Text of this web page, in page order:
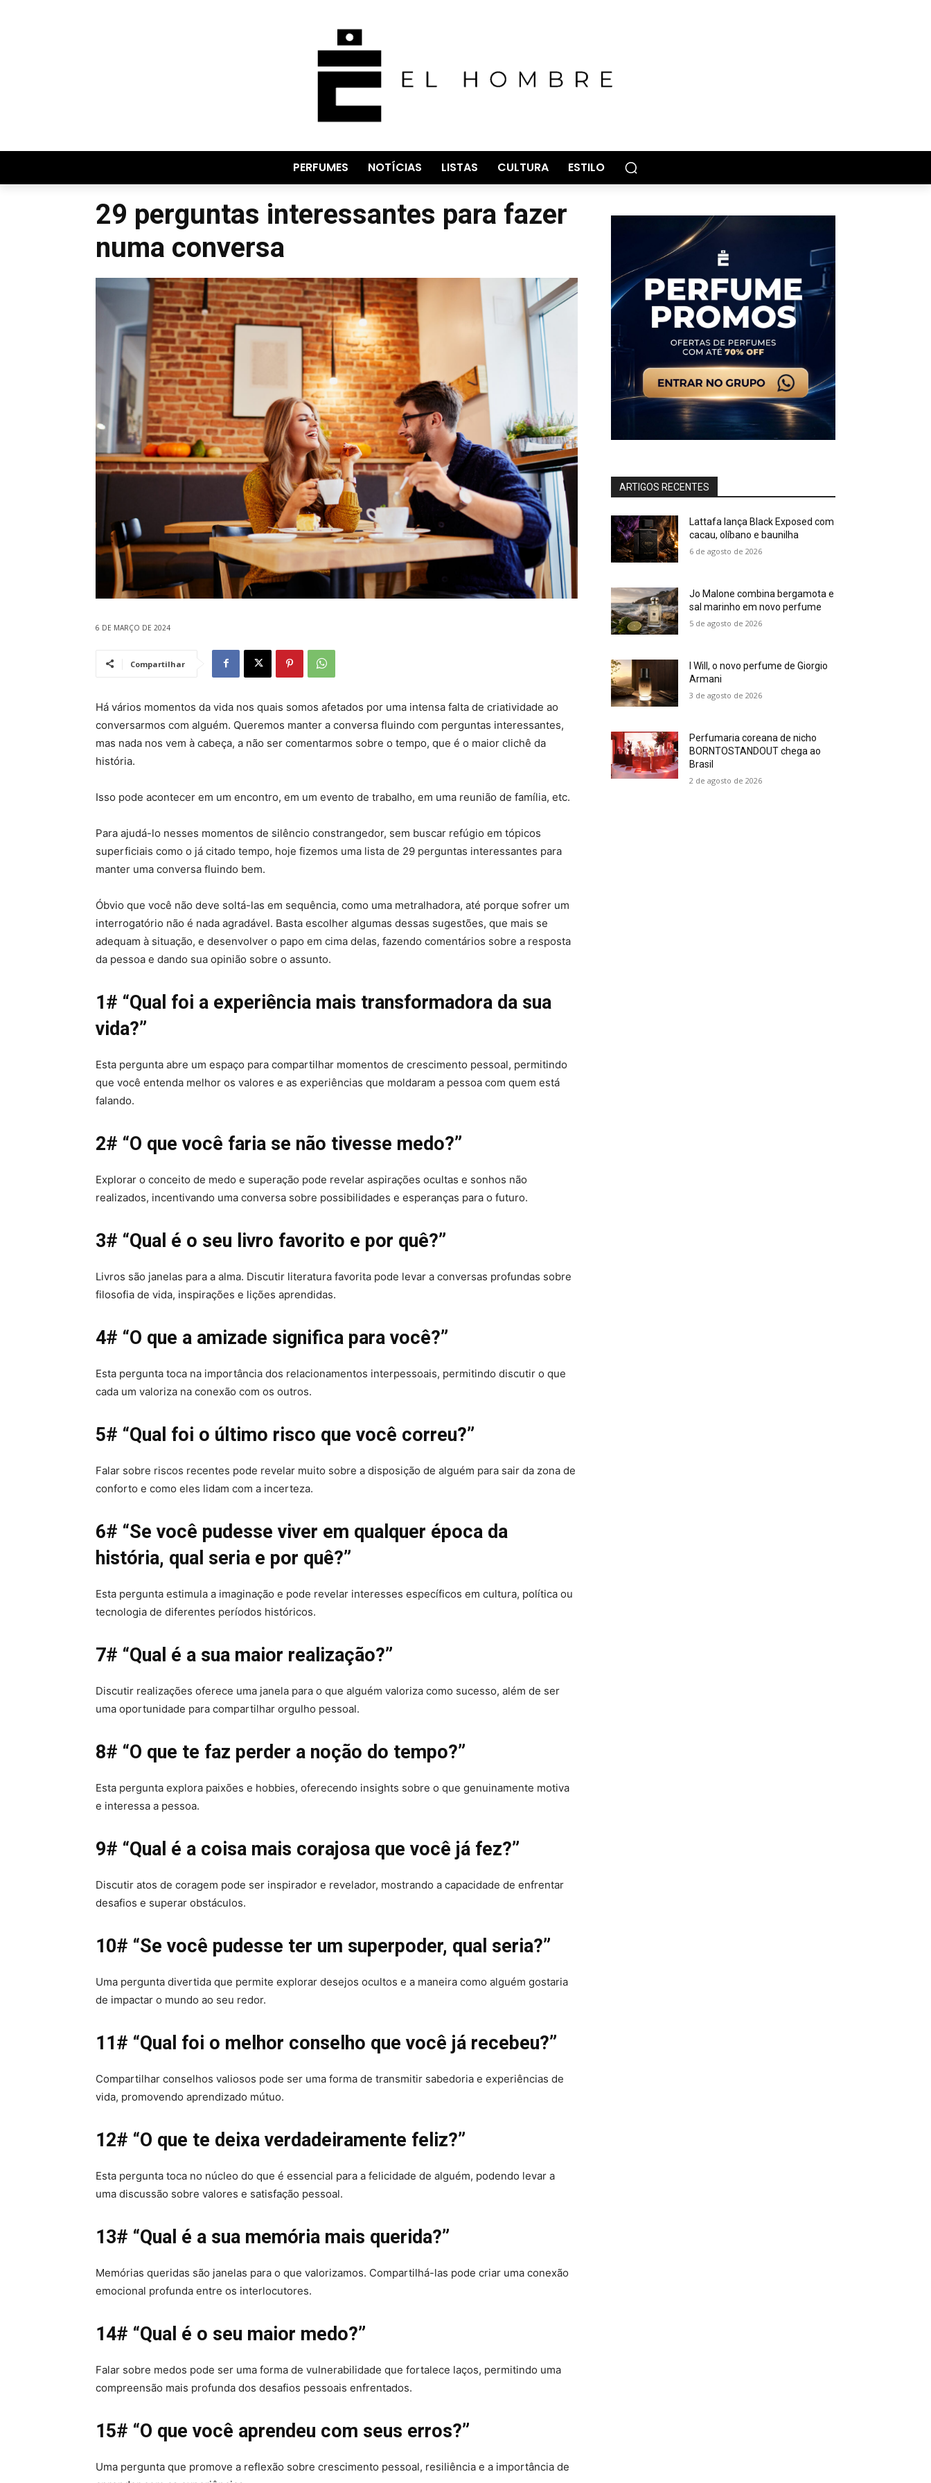
PERFUMES NOTÍCIAS LISTAS CULTURA ESTILO
29 perguntas interessantes para fazer
numa conversa
6 DE MARÇO DE 2024
Compartilhar
Há vários momentos da vida nos quais somos afetados por uma intensa falta de criatividade ao
conversarmos com alguém. Queremos manter a conversa fluindo com perguntas interessantes,
mas nada nos vem à cabeça, a não ser comentarmos sobre o tempo, que é o maior clichê da
história.
Isso pode acontecer em um encontro, em um evento de trabalho, em uma reunião de família, etc.
Para ajudá-lo nesses momentos de silêncio constrangedor, sem buscar refúgio em tópicos
superficiais como o já citado tempo, hoje fizemos uma lista de 29 perguntas interessantes para
manter uma conversa fluindo bem.
Óbvio que você não deve soltá-las em sequência, como uma metralhadora, até porque sofrer um
interrogatório não é nada agradável. Basta escolher algumas dessas sugestões, que mais se
adequam à situação, e desenvolver o papo em cima delas, fazendo comentários sobre a resposta
da pessoa e dando sua opinião sobre o assunto.
1# “Qual foi a experiência mais transformadora da sua
vida?”
Esta pergunta abre um espaço para compartilhar momentos de crescimento pessoal, permitindo
que você entenda melhor os valores e as experiências que moldaram a pessoa com quem está
falando.
2# “O que você faria se não tivesse medo?”
Explorar o conceito de medo e superação pode revelar aspirações ocultas e sonhos não
realizados, incentivando uma conversa sobre possibilidades e esperanças para o futuro.
3# “Qual é o seu livro favorito e por quê?”
Livros são janelas para a alma. Discutir literatura favorita pode levar a conversas profundas sobre
filosofia de vida, inspirações e lições aprendidas.
4# “O que a amizade significa para você?”
Esta pergunta toca na importância dos relacionamentos interpessoais, permitindo discutir o que
cada um valoriza na conexão com os outros.
5# “Qual foi o último risco que você correu?”
Falar sobre riscos recentes pode revelar muito sobre a disposição de alguém para sair da zona de
conforto e como eles lidam com a incerteza.
6# “Se você pudesse viver em qualquer época da
história, qual seria e por quê?”
Esta pergunta estimula a imaginação e pode revelar interesses específicos em cultura, política ou
tecnologia de diferentes períodos históricos.
7# “Qual é a sua maior realização?”
Discutir realizações oferece uma janela para o que alguém valoriza como sucesso, além de ser
uma oportunidade para compartilhar orgulho pessoal.
8# “O que te faz perder a noção do tempo?”
Esta pergunta explora paixões e hobbies, oferecendo insights sobre o que genuinamente motiva
e interessa a pessoa.
9# “Qual é a coisa mais corajosa que você já fez?”
Discutir atos de coragem pode ser inspirador e revelador, mostrando a capacidade de enfrentar
desafios e superar obstáculos.
10# “Se você pudesse ter um superpoder, qual seria?”
Uma pergunta divertida que permite explorar desejos ocultos e a maneira como alguém gostaria
de impactar o mundo ao seu redor.
11# “Qual foi o melhor conselho que você já recebeu?”
Compartilhar conselhos valiosos pode ser uma forma de transmitir sabedoria e experiências de
vida, promovendo aprendizado mútuo.
12# “O que te deixa verdadeiramente feliz?”
Esta pergunta toca no núcleo do que é essencial para a felicidade de alguém, podendo levar a
uma discussão sobre valores e satisfação pessoal.
13# “Qual é a sua memória mais querida?”
Memórias queridas são janelas para o que valorizamos. Compartilhá-las pode criar uma conexão
emocional profunda entre os interlocutores.
14# “Qual é o seu maior medo?”
Falar sobre medos pode ser uma forma de vulnerabilidade que fortalece laços, permitindo uma
compreensão mais profunda dos desafios pessoais enfrentados.
15# “O que você aprendeu com seus erros?”
Uma pergunta que promove a reflexão sobre crescimento pessoal, resiliência e a importância de
ARTIGOS RECENTES
Lattafa lança Black Exposed com
cacau, olíbano e baunilha
6 de agosto de 2026
Jo Malone combina bergamota e
sal marinho em novo perfume
5 de agosto de 2026
I Will, o novo perfume de Giorgio
Armani
3 de agosto de 2026
Perfumaria coreana de nicho
BORNTOSTANDOUT chega ao
Brasil
2 de agosto de 2026